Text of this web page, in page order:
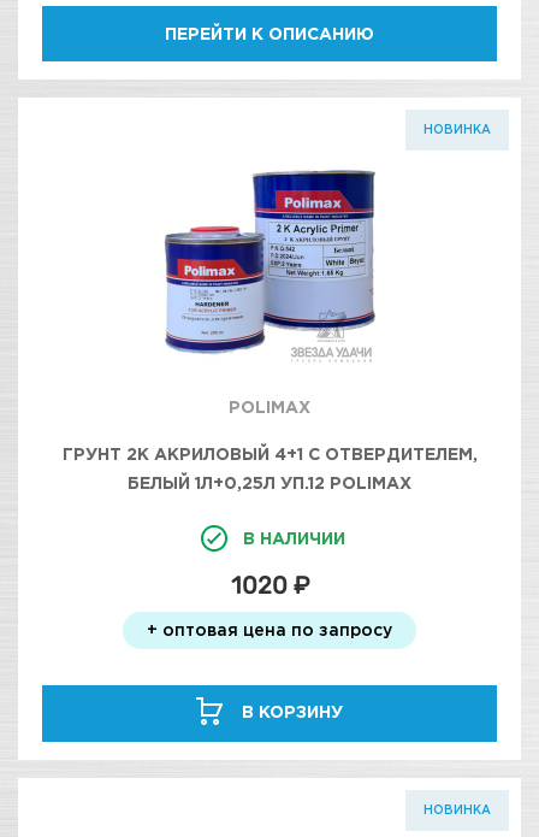
ПЕРЕЙТИ К ОПИСАНИЮ
НОВИНКА
POLIMAX
ГРУНТ 2К АКРИЛОВЫЙ 4+1 С ОТВЕРДИТЕЛЕМ,
БЕЛЫЙ 1Л+0,25Л УП.12 POLIMAX
В НАЛИЧИИ
1020 ₽
+ оптовая цена по запросу
В КОРЗИНУ
НОВИНКА